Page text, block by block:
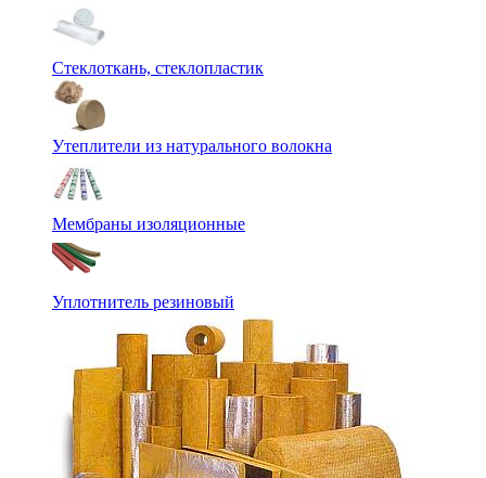
Стеклоткань, стеклопластик
Утеплители из натурального волокна
Мембраны изоляционные
Уплотнитель резиновый